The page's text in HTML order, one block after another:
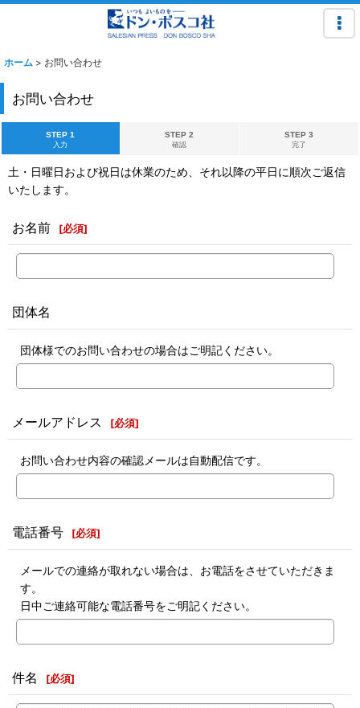
ホーム > お問い合わせ
お問い合わせ
STEP 1
入力
STEP 2
確認
STEP 3
完了
土・日曜日および祝日は休業のため、それ以降の平日に順次ご返信
いたします。
お名前 [必須]
団体名
団体様でのお問い合わせの場合はご明記ください。
メールアドレス [必須]
お問い合わせ内容の確認メールは自動配信です。
電話番号 [必須]
メールでの連絡が取れない場合は、お電話をさせていただきま
す。
日中ご連絡可能な電話番号をご明記ください。
件名 [必須]